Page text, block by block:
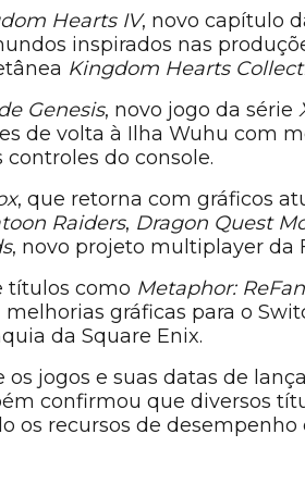
Hearts IV, novo capítulo
inspirados nas
Kingdom Hearts
Genesis, novo jogo da série
de volta à Ilha Wuhu com
do console.
, que retorna com gráficos
Raiders, Dragon Quest
, novo projeto multiplayer da
títulos como Metaphor:
gráficas para o
da Square Enix.
jogos e suas datas de
confirmou que diversos
os recursos de desempenho